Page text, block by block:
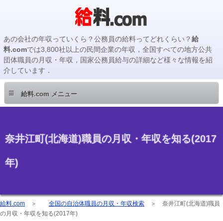
あの会社の年収っていくら？公務員の給料ってどれくらい？給
料.comでは3,800社以上の民間企業の年収，全国すべての地方公共
団体職員の月収・年収，国家公務員給与の詳細など様々な情報を紹
介しています．
≡ 給料.com メニュー
奈井江町(北海道)職員の月収・年収を知る(2017
年)
給料.com ＞ 全国の自治体職員の月収・年収検索 ＞ 奈井江町(北海道)職員
の月収・年収を知る(2017年)